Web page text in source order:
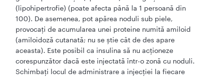
(lipohipertrofie) (poate afecta până la 1 persoană din
100). De asemenea, pot apărea noduli sub piele,
provocați de acumularea unei proteine numită amiloid
(amiloidoză cutanată; nu se știe cât de des apare
aceasta). Este posibil ca insulina să nu acționeze
corespunzător dacă este injectată într-o zonă cu noduli.
Schimbați locul de administrare a injecției la fiecare